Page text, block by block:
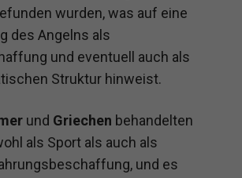
wurden, was auf eine
des Angelns als
und eventuell auch als
Struktur hinweist.
und Griechen behandelten
als Sport als auch als
und es